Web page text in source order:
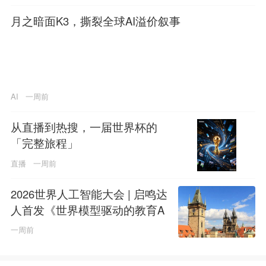
月之暗面K3，撕裂全球AI溢价叙事
AI 一周前
从直播到热搜，一届世界杯的
「完整旅程」
直播 一周前
2026世界人工智能大会 | 启鸣达
人首发《世界模型驱动的教育A
GI白皮书》
一周前